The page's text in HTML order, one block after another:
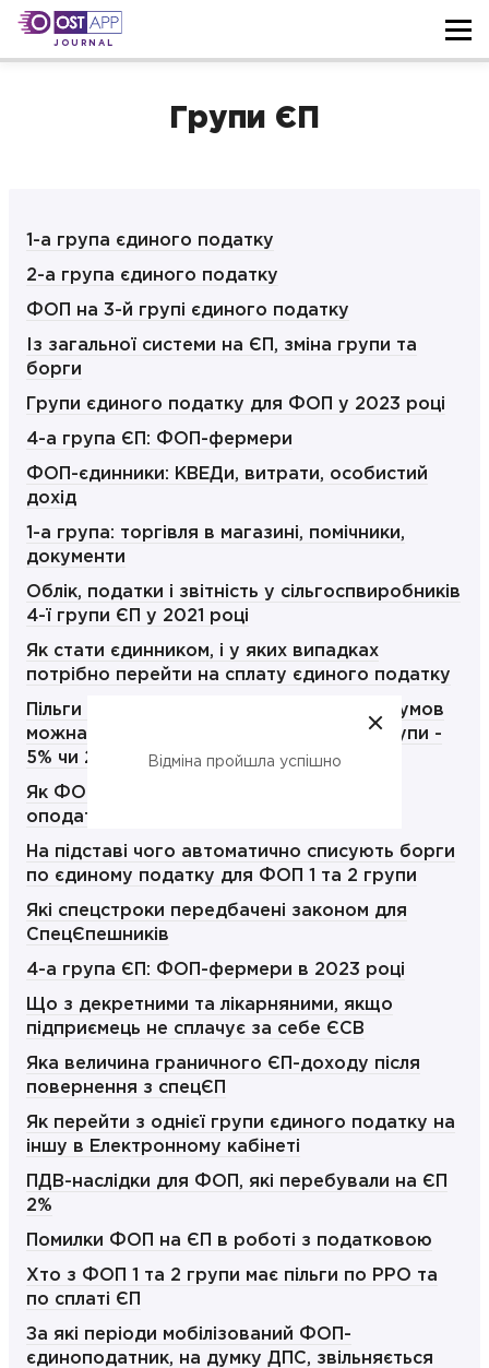
JOURNAL
Групи ЄП
1-а група єдиного податку
2-а група єдиного податку
ФОП на 3-й групі єдиного податку
Із загальної системи на ЄП, зміна групи та
борги
Групи єдиного податку для ФОП у 2023 році
4-а група ЄП: ФОП-фермери
ФОП-єдинники: КВЕДи, витрати, особистий
дохід
1-а група: торгівля в магазині, помічники,
документи
Облік, податки і звітність у сільгоспвиробників
4-ї групи ЄП у 2021 році
Як стати єдинником, і у яких випадках
потрібно перейти на сплату єдиного податку
Пільги для ФОП в воєнний стан, за яких умов
можна не платити ЄСВ та ЄП? ФОП 3 групи -
5% чи 2%
Як ФОПу правильно обрати групу
оподаткування
На підставі чого автоматично списують борги
по єдиному податку для ФОП 1 та 2 групи
Які спецстроки передбачені законом для
СпецЄпешників
4-а група ЄП: ФОП-фермери в 2023 році
Що з декретними та лікарняними, якщо
підприємець не сплачує за себе ЄСВ
Яка величина граничного ЄП-доходу після
повернення з спецЄП
Як перейти з однієї групи єдиного податку на
іншу в Електронному кабінеті
ПДВ-наслідки для ФОП, які перебували на ЄП
2%
Помилки ФОП на ЄП в роботі з податковою
Хто з ФОП 1 та 2 групи має пільги по РРО та
по сплаті ЄП
За які періоди мобілізований ФОП-
єдиноподатник, на думку ДПС, звільняється
Відміна пройшла успішно